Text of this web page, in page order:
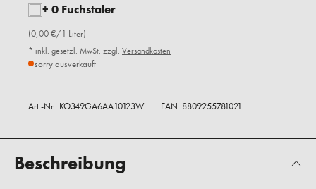
+ 0 Fuchstaler
(0,00 €/1 Liter)
* inkl. gesetzl. MwSt. zzgl. Versandkosten
sorry ausverkauft
Art.-Nr.: KO349GA6AA10123W EAN: 8809255781021
Beschreibung